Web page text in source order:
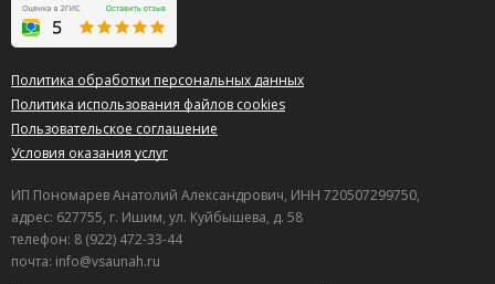
Политика обработки персональных данных
Политика использования файлов cookies
Пользовательское соглашение
Условия оказания услуг
ИП Пономарев Анатолий Александрович, ИНН 720507299750,
адрес: 627755, г. Ишим, ул. Куйбышева, д. 58
телефон: 8 (922) 472-33-44
почта: info@vsaunah.ru